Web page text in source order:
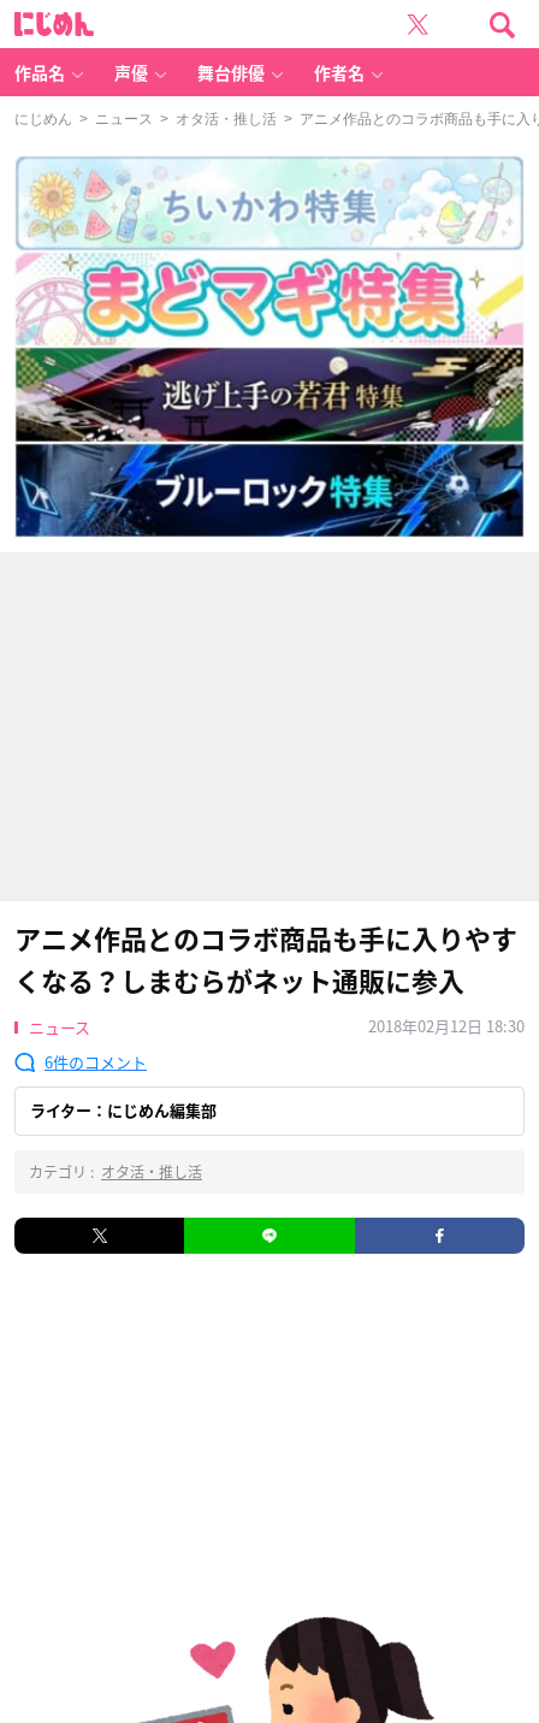
作品名 声優 舞台俳優 作者名
にじめん > ニュース > オタ活・推し活 > アニメ作品とのコラボ商品も手に入
アニメ作品とのコラボ商品も手に入りやす
くなる？しまむらがネット通販に参入
ニュース
2018年02月12日 18:30
6
ライター：にじめん編集部
カテゴリ : オタ活・推し活